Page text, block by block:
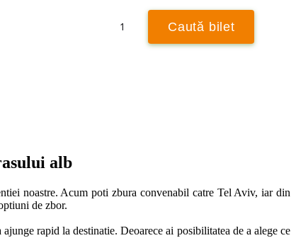
1 Caută bilet
alb
noastre. Acum poti zbura convenabil catre Tel Aviv, iar din
de zbor.
rapid la destinatie. Deoarece ai posibilitatea de a alege ce